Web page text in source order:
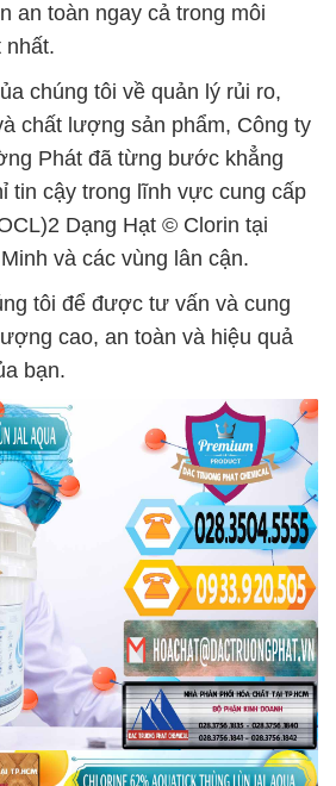
an toàn ngay cả trong môi
nhất.
chúng tôi về quản lý rủi ro,
chất lượng sản phẩm, Công ty
Phát đã từng bước khẳng
tin cậy trong lĩnh vực cung cấp
Dạng Hạt © Clorin tại
và các vùng lân cận.
tôi để được tư vấn và cung
cao, an toàn và hiệu quả
bạn.